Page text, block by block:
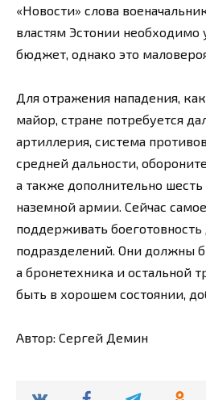
«Новости» слова
властям Эстонии необходимо
бюджет, однако это
Для отражения нападения,
майор, стране потребуется
артиллерия, система
средней дальности,
а также дополнительно
наземной армии. Сейчас
поддерживать
подразделений. Они должны
а бронетехника и остальной
быть в хорошем состоянии,
Автор: Сергей Демин